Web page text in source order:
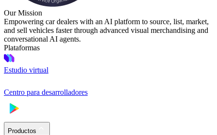
Our Mission
Empowering car dealers with an AI platform to source, list, market,
and sell vehicles faster through advanced visual merchandising and
conversational AI agents.
Plataformas
Estudio virtual
Centro para desarrolladores
Productos